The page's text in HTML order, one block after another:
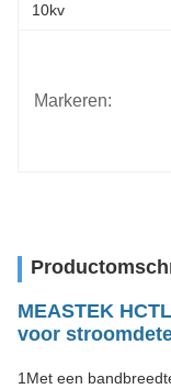
10kv
Markeren:
MEASTEK
voor
1Met een